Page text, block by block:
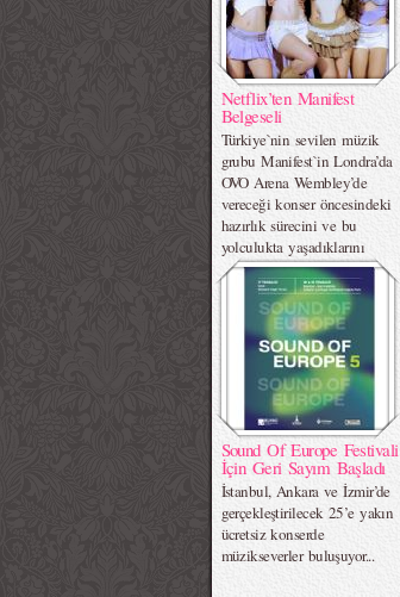
Netflix’ten Manifest
Belgeseli
Türkiye`nin sevilen müzik
grubu Manifest`in Londra’da
OVO Arena Wembley’de
vereceği konser öncesindeki
hazırlık sürecini ve bu
yolculukta yaşadıklarını
ekrana taşıyacak bir belgesel
müjdesi verdi.
Sound Of Europe Festivali
İçin Geri Sayım Başladı
İstanbul, Ankara ve İzmir’de
gerçekleştirilecek 25’e yakın
ücretsiz konserde
müzikseverler buluşuyor...